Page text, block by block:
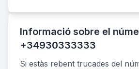
Informació sobre el
+34930333333
Si estàs rebent trucades del